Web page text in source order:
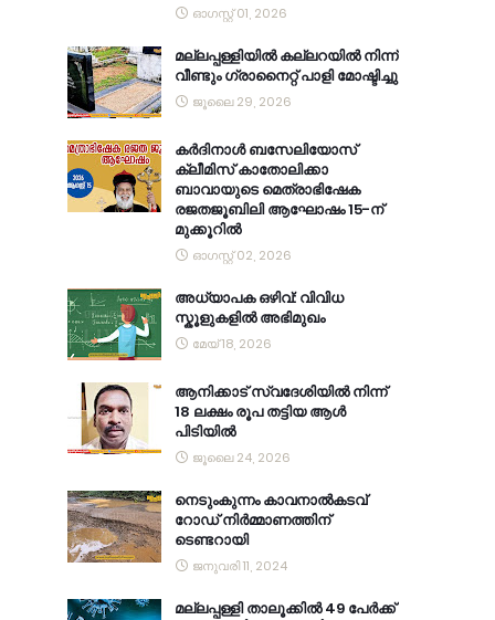
ഓഗസ്റ്റ് 01, 2026
മല്ലപ്പള്ളിയിൽ കല്ലറയിൽ നിന്ന്
വീണ്ടും ഗ്രാനൈറ്റ് പാളി മോഷ്ടിച്ചു
ജൂലൈ 29, 2026
കര്‍ദിനാള്‍ ബസേലിയോസ്
ക്ലീമിസ് കാതോലിക്കാ
ബാവായുടെ മെത്രാഭിഷേക
രജതജൂബിലി ആഘോഷം 15-ന്
മുക്കൂറില്‍
ഓഗസ്റ്റ് 02, 2026
അധ്യാപക ഒഴിവ്: വിവിധ
സ്കൂളുകളിൽ അഭിമുഖം
മേയ് 18, 2026
ആനിക്കാട് സ്വദേശിയിൽ നിന്ന്
18 ലക്ഷം രൂപ തട്ടിയ ആൾ
പിടിയിൽ
ജൂലൈ 24, 2026
നെടുംകുന്നം കാവനാല്‍കടവ്
റോഡ് നിര്‍മ്മാണത്തിന്
ടെണ്ടറായി
ജനുവരി 11, 2024
മല്ലപ്പള്ളി താലൂക്കിൽ 49 പേർക്ക്